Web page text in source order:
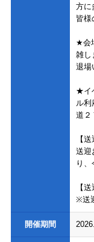
方に
皆様
★会
雑し
退場
★イ
ル利
道２
【
送迎
り
【
※送
開催期間